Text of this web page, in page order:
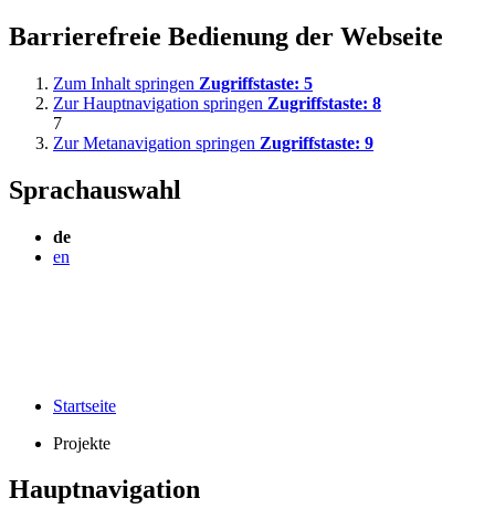
Barrierefreie Bedienung der Webseite
Zum Inhalt springen Zugriffstaste: 5
Zur Hauptnavigation springen Zugriffstaste: 8
7
Zur Metanavigation springen Zugriffstaste: 9
Sprachauswahl
de
en
Startseite
Projekte
Hauptnavigation